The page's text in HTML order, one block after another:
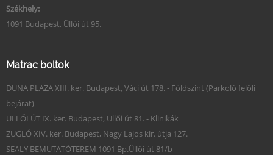
Székhely:
1091 Budapest, Üllői út 95.
Matrac boltok
DUNA PLAZA XIII. ker. Budapest, Váci út 178. - Földszint (Parkoló felőli
bejárat)
ÜLLŐI ÚT IX. ker. Budapest, Üllői út 81. - Klinikák
ZUGLÓ XIV. ker. Budapest, Nagy Lajos kir. útja 127.
SEALY BEMUTATÓTEREM 1091 Bp.Üllői út 81/b